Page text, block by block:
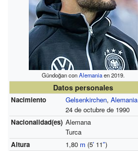
Gündoğan conAlemaniaen 2019.
Datos personales
Nacimiento Gelsenkirchen, Alemania
24 de octubre de 1990
Nacionalidad(es) Alemana
Turca
Altura
1,80 m (5′11″)